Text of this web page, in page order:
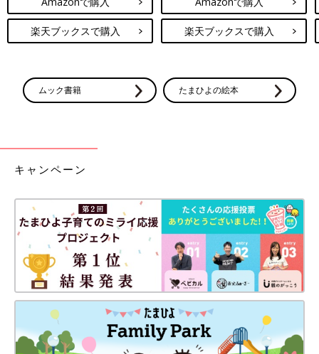
楽天ブックスで購入 楽天ブックスで購入
ムック書籍 たまひよの絵本
キャンペーン